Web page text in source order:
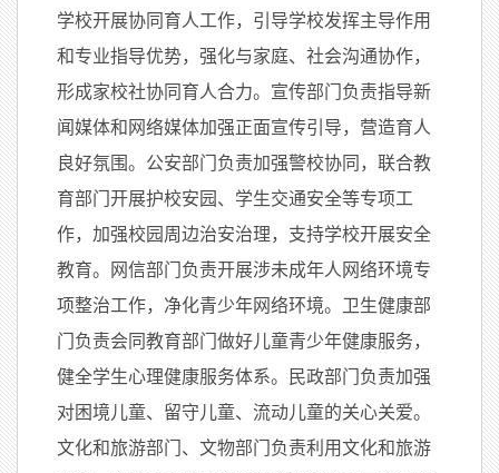
学校开展协同育人工作，引导学校发挥主导作用
和专业指导优势，强化与家庭、社会沟通协作，
形成家校社协同育人合力。宣传部门负责指导新
闻媒体和网络媒体加强正面宣传引导，营造育人
良好氛围。公安部门负责加强警校协同，联合教
育部门开展护校安园、学生交通安全等专项工
作，加强校园周边治安治理，支持学校开展安全
教育。网信部门负责开展涉未成年人网络环境专
项整治工作，净化青少年网络环境。卫生健康部
门负责会同教育部门做好儿童青少年健康服务，
健全学生心理健康服务体系。民政部门负责加强
对困境儿童、留守儿童、流动儿童的关心关爱。
文化和旅游部门、文物部门负责利用文化和旅游